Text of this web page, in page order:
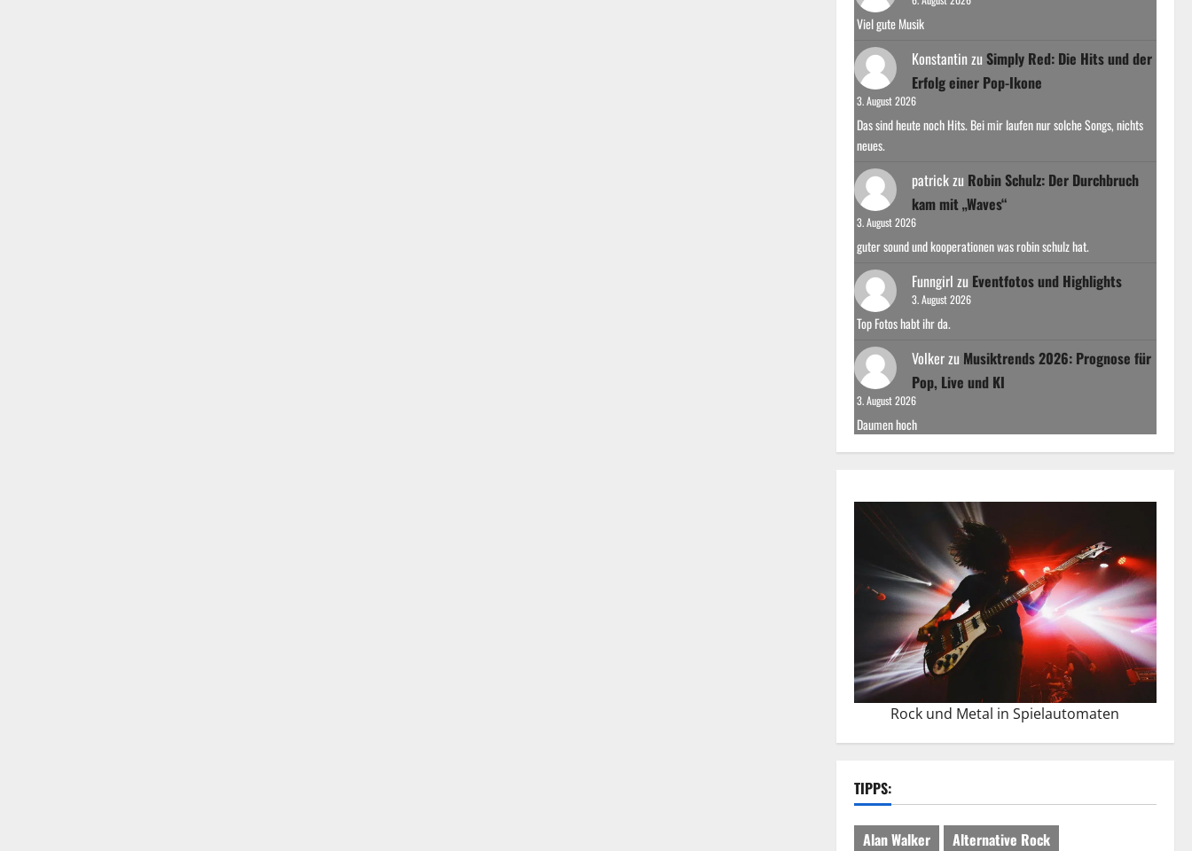
Viel gute Musik
Konstantinzu Simply Red: Die Hits und der
Erfolg einer Pop-Ikone
3. August 2026
Das sind heute noch Hits. Bei mir laufen nur solche Songs, nichts
neues.
patrickzu Robin Schulz: Der Durchbruch
kam mit „Waves“
3. August 2026
guter sound und kooperationen was robin schulz hat.
Funngirl zu Eventfotos und Highlights
3. August 2026
Top Fotos habt ihr da.
Volkerzu Musiktrends 2026: Prognose für
Pop, Live und KI
3. August 2026
Daumen hoch
Rock und Metal in Spielautomaten
TIPPS:
Alan Walker
Alternative Rock